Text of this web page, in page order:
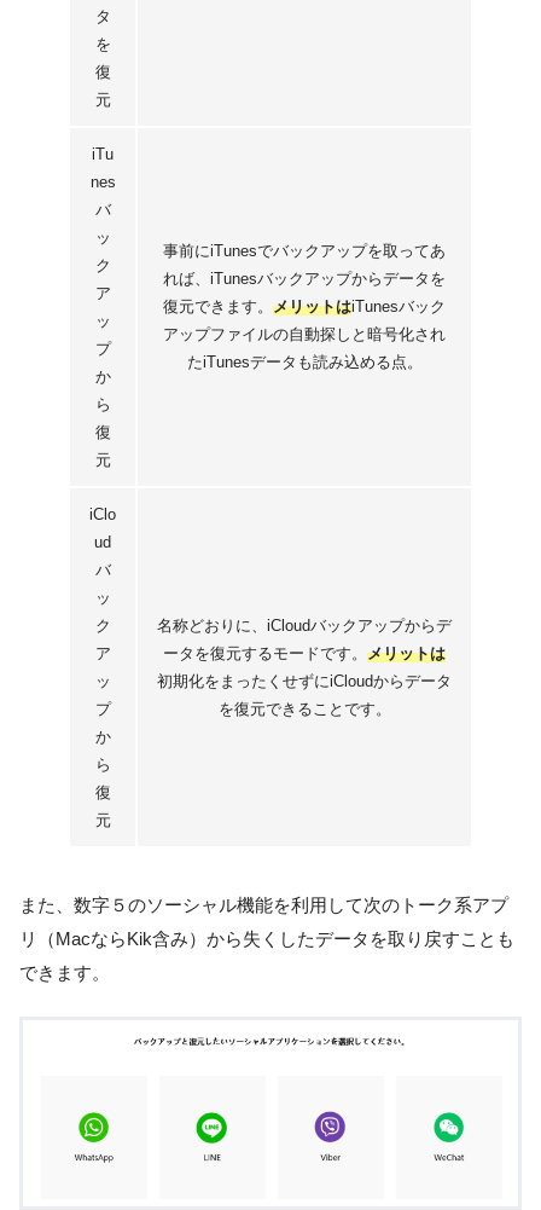
タ
を
復
元
iTu
nes
バ
ッ
ク
ア
ッ
プ
か
ら
復
元
事前にiTunesでバックアップを取ってあ
れば、iTunesバックアップからデータを
復元できます。 メリットはiTunesバック
アップファイルの自動探しと暗号化され
たiTunesデータも読み込める点。
iClo
ud
バ
ッ
ク
ア
ッ
プ
か
ら
復
元
名称どおりに、iCloudバックアップからデ
ータを復元するモードです。 メリットは
初期化をまったくせずにiCloudからデータ
を復元できることです。
また、数字５のソーシャル機能を利用して次のトーク系アプ
リ（MacならKik含み）から失くしたデータを取り戻すことも
できます。